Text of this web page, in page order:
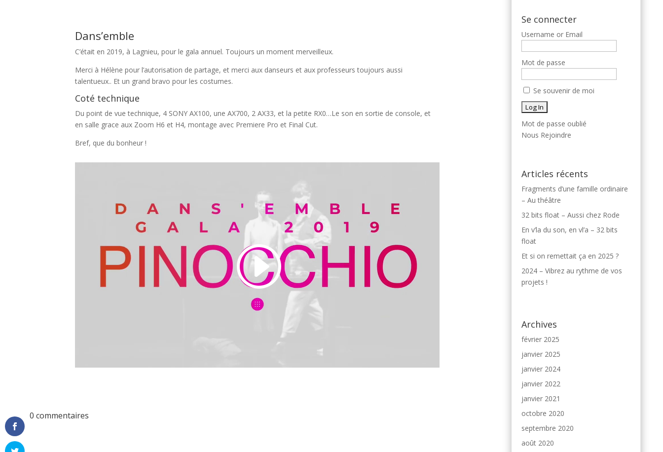
Dans’emble
C’était en 2019, à Lagnieu, pour le gala annuel. Toujours un moment merveilleux.
Merci à Hélène pour l’autorisation de partage, et merci aux danseurs et aux professeurs toujours aussi
talentueux.. Et un grand bravo pour les costumes.
Coté technique
Du point de vue technique, 4 SONY AX100, une AX700, 2 AX33, et la petite RX0…Le son en sortie de console, et
en salle grace aux Zoom H6 et H4, montage avec Premiere Pro et Final Cut.
Bref, que du bonheur !
0 commentaires
Se connecter
Username or Email
Mot de passe
Se souvenir de moi
Mot de passe oublié
Nous Rejoindre
Articles récents
Fragments d’une famille ordinaire
– Au théâtre
32 bits float – Aussi chez Rode
En v’la du son, en vl’a – 32 bits
float
Et si on remettait ça en 2025 ?
2024 – Vibrez au rythme de vos
projets !
Archives
février 2025
janvier 2025
janvier 2024
janvier 2022
janvier 2021
octobre 2020
septembre 2020
août 2020